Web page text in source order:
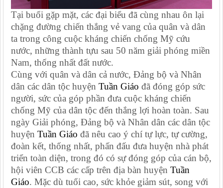
Tại buổi gặp mặt, các đại biểu đã cùng nhau ôn lại
chặng đường chiến thắng vẻ vang của quân và dân
ta trong công cuộc kháng chiến chống Mỹ cứu
nước, những thành tựu sau 50 năm giải phóng miền
Nam, thống nhất đất nước.
Cùng với quân và dân cả nước, Đảng bộ và Nhân
dân các dân tộc huyện Tuần Giáo đã đóng góp sức
người, sức của góp phần đưa cuộc kháng chiến
chống Mỹ của dân tộc đến thắng lợi hoàn toàn. Sau
ngày Giải phóng, Đảng bộ và Nhân dân các dân tộc
huyện Tuần Giáo đã nêu cao ý chí tự lực, tự cường,
đoàn kết, thống nhất, phấn đấu đưa huyện nhà phát
triển toàn diện, trong đó có sự đóng góp của cán bộ,
hội viên CCB các cấp trên địa bàn huyện Tuần
Giáo. Mặc dù tuổi cao, sức khỏe giảm sút, song với